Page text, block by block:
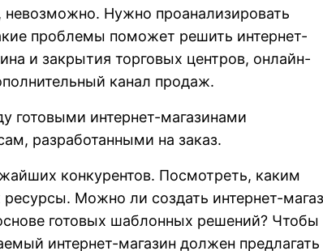
Нужно проанализировать
проблемы поможет решить интернет-
и закрытия торговых центров, онлайн-
канал продаж.
готовыми интернет-магазинами
разработанными на заказ.
конкурентов. Посмотреть, каким
Можно ли создать интернет-
готовых шаблонных решений? Чтобы
интернет-магазин должен предлагать